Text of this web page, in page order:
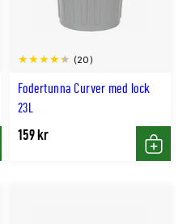
Fodertunna Curver med lock
23L
(20)
159 kr
Köp